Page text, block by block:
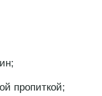
пропиткой;